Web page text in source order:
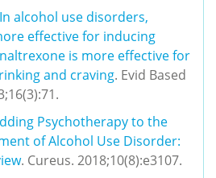
alcohol use disorders,
effective for inducing
is more effective for
and craving. Evid Based
Psychotherapy to the
of Alcohol Use Disorder:
. Cureus. 2018;10(8):e3107.